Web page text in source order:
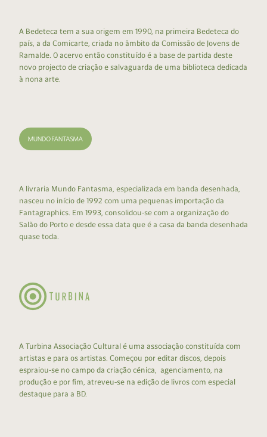
A Bedeteca tem a sua origem em 1990, na primeira Bedeteca do
país, a da Comicarte, criada no âmbito da Comissão de Jovens de
Ramalde. O acervo então constituído é a base de partida deste
novo projecto de criação e salvaguarda de uma biblioteca dedicada
à nona arte.
A livraria Mundo Fantasma, especializada em banda desenhada,
nasceu no início de 1992 com uma pequenas importação da
Fantagraphics. Em 1993, consolidou-se com a organização do
Salão do Porto e desde essa data que é a casa da banda desenhada
quase toda.
A Turbina Associação Cultural é uma associação constituída com
artistas e para os artistas. Começou por editar discos, depois
espraiou-se no campo da criação cénica, agenciamento, na
produção e por fim, atreveu-se na edição de livros com especial
destaque para a BD.